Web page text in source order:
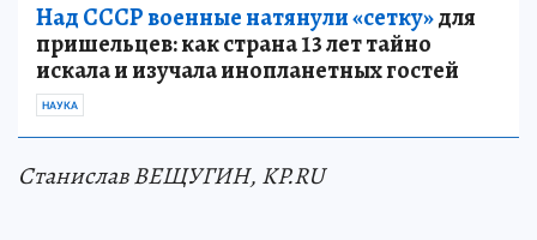
Над СССР военные натянули «сетку»для
пришельцев: как страна 13 лет тайно
искала и изучала инопланетных гостей
НАУКА
Станислав ВЕЩУГИН, KP.RU